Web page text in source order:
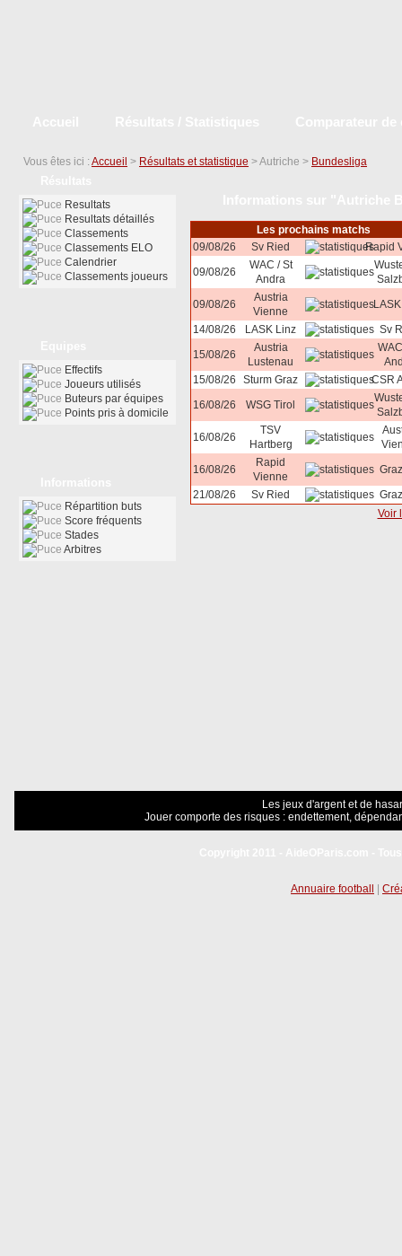
Vous êtes ici : Accueil > Résultats et statistique > Autriche > Bundesliga
Les prochains matchs
09/08/26
Sv Ried
Rapid
09/08/26
WAC / St
Andra
09/08/26
Austria
Vienne
14/08/26
LASK Linz
Sv
15/08/26
Austria
Lustenau
15/08/26
Sturm Graz
CSR
16/08/26
WSG Tirol
16/08/26
TSV
Hartberg
16/08/26
Rapid
Vienne
21/08/26
Sv Ried
Voir
Resultats
Resultats détaillés
Classements
Classements ELO
Calendrier
Classements joueurs
Effectifs
Joueurs utilisés
Buteurs par équipes
Points pris à domicile
Répartition buts
Score fréquents
Stades
Arbitres
Les jeux d'argent et de
Jouer comporte des risques : endettement,
Annuaire football